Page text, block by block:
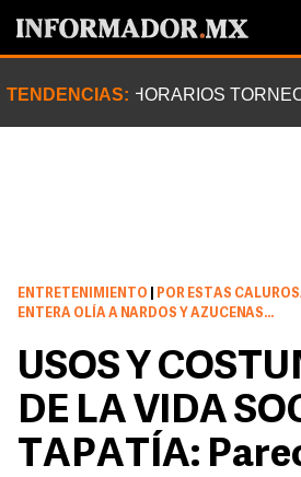
TENDENCIAS: HORARIOS
ENTRETENIMIENTO
POR ESTAS
ENTERA OLÍA A NARDOS Y AZUCENAS...
USOS Y
DE LA VIDA
TAPATÍA: